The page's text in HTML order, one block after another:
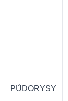
PŮDORYSY